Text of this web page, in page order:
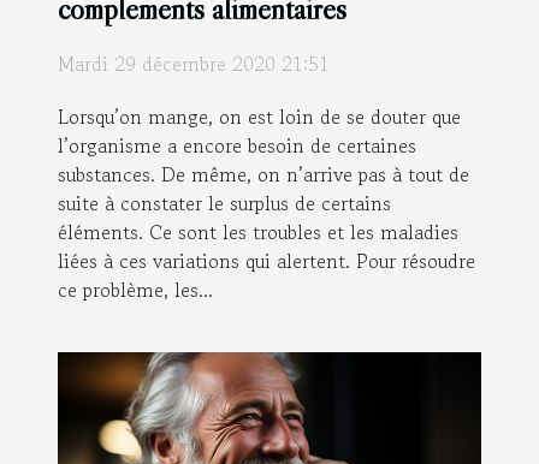
compléments alimentaires
Mardi 29 décembre 2020 21:51
Lorsqu’on mange, on est loin de se douter que
l’organisme a encore besoin de certaines
substances. De même, on n’arrive pas à tout de
suite à constater le surplus de certains
éléments. Ce sont les troubles et les maladies
liées à ces variations qui alertent. Pour résoudre
ce problème, les...